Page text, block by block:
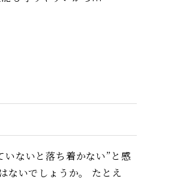
いないと落ち着かない”と感
ないでしょうか。 たとえ